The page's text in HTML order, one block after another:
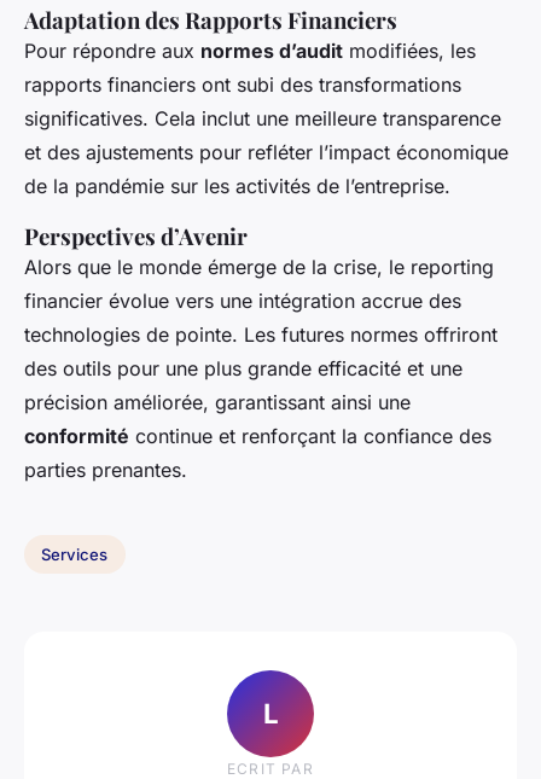
Adaptation des Rapports Financiers
Pour répondre aux normes d’audit modifiées, les
rapports financiers ont subi des transformations
significatives. Cela inclut une meilleure transparence
et des ajustements pour refléter l’impact économique
de la pandémie sur les activités de l’entreprise.
Perspectives d’Avenir
Alors que le monde émerge de la crise, le reporting
financier évolue vers une intégration accrue des
technologies de pointe. Les futures normes offriront
des outils pour une plus grande efficacité et une
précision améliorée, garantissant ainsi une
conformité continue et renforçant la confiance des
parties prenantes.
Services
L
ECRIT PAR